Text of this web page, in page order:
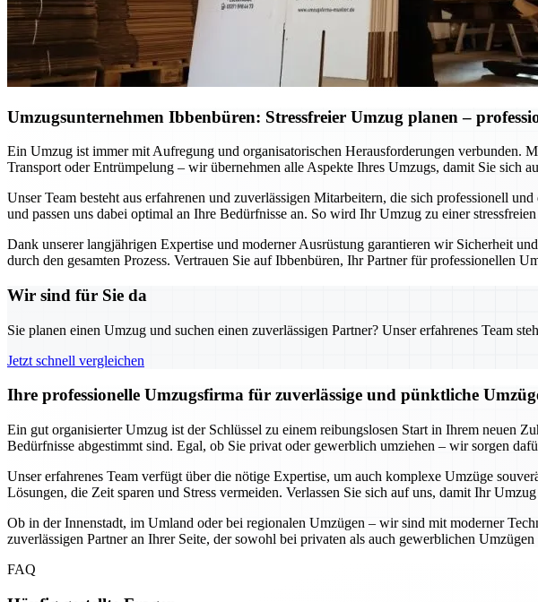
Umzugsunternehmen Ibbenbüren: Stressfreier Umzug planen –
Ein Umzug ist immer mit Aufregung und organisatorischen Herausforderungen verbunden.
Transport oder Entrümpelung – wir übernehmen alle Aspekte Ihres Umzugs, damit Sie sich
Unser Team besteht aus erfahrenen und zuverlässigen Mitarbeitern, die sich professionell
und passen uns dabei optimal an Ihre Bedürfnisse an. So wird Ihr Umzug zu einer
Dank unserer langjährigen Expertise und moderner Ausrüstung garantieren wir Sicherheit
durch den gesamten Prozess. Vertrauen Sie auf Ibbenbüren, Ihr Partner für professionellen
Wir sind für Sie da
Sie planen einen Umzug und suchen einen zuverlässigen Partner? Unser erfahrenes Team
Jetzt schnell vergleichen
Ihre professionelle Umzugsfirma für zuverlässige und pünktliche
Ein gut organisierter Umzug ist der Schlüssel zu einem reibungslosen Start in Ihrem neuen
Bedürfnisse abgestimmt sind. Egal, ob Sie privat oder gewerblich umziehen – wir sorgen
Unser erfahrenes Team verfügt über die nötige Expertise, um auch komplexe Umzüge
Lösungen, die Zeit sparen und Stress vermeiden. Verlassen Sie sich auf uns, damit Ihr
Ob in der Innenstadt, im Umland oder bei regionalen Umzügen – wir sind mit moderner
zuverlässigen Partner an Ihrer Seite, der sowohl bei privaten als auch gewerblichen
FAQ